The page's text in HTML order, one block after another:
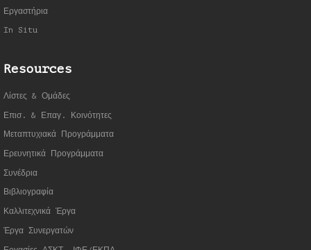
Εργαστήρια
In Situ
Resources
Λίστες & Ομάδες
Επισ. & Επαγ. Κοινότητες
Μεταπτυχιακά Προγράμματα
Ερευνητικά Προγράμματα
Συνέδρια
Βιβλιογραφία
Καλλιτεχνικά Έργα
Έργα Συνεργατών